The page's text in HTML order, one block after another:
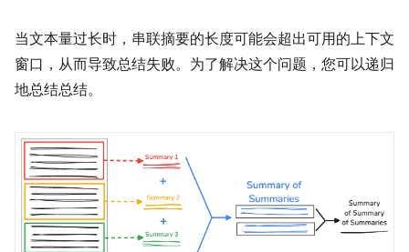
当文本量过长时，串联摘要的长度可能会超出可用的上下文
窗口，从而导致总结失败。为了解决这个问题，您可以递归
地总结总结。